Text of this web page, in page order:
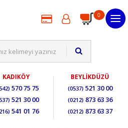
0
KADIKÖY
570 75 75
521 30 00
541 01 76
BEYLİKDÜZÜ
(0537) 521 30 00
(0212) 873 63 36
(0212) 873 63 37